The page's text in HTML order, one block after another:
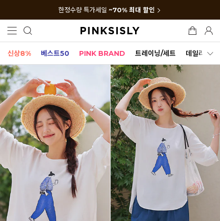
한정수량 특가세일 ~70% 최대 할인
신상8% 베스트50 PINK BRAND 트레이닝/세트 데일리세트